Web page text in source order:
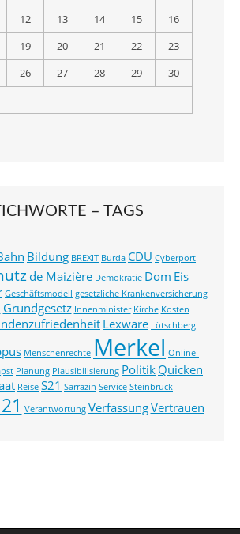
12 13 14 15
16
19 20 21 22
23
26 27 28 29
30
– TAGS
Bildung BREXIT Burda CDU Cyberport
de Maizière Demokratie Dom Eis
Geschäftsmodell gesetzliche Krankenversicherung
Grundgesetz Innenminister Kirche Kosten
Lexware Lötschberg
Menschenrechte Merkel Online-
Planung Plausibilisierung PolitikQuicken
Reise S21 Sarrazin Service Steinbrück
Verantwortung VerfassungVertrauen